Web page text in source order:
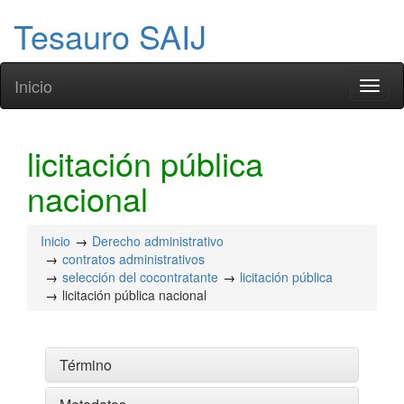
Tesauro SAIJ
Inicio
licitación pública
nacional
Inicio
Derecho administrativo
contratos administrativos
selección del cocontratante
licitación pública
licitación pública nacional
Término